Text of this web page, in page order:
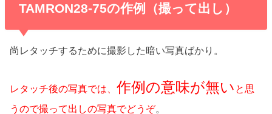
TAMRON28-75の作例（撮って出し）
尚レタッチするために撮影した暗い写真ばかり。
レタッチ後の写真では、作例の意味が無い と思
うので撮って出しの写真でどうぞ。